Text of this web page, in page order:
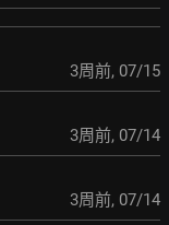
3周前, 07/15
3周前, 07/14
3周前, 07/14